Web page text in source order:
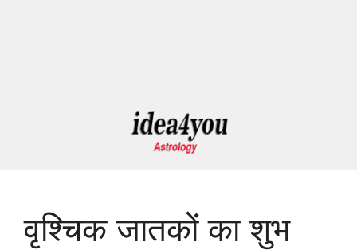
वृश्चिक जातकों का शुभ